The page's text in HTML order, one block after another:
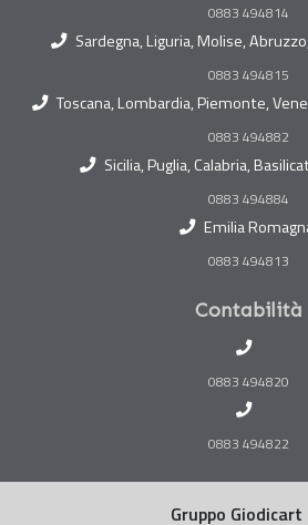
0883 494814
Sardegna, Liguria, Molise,
0883 494815
Toscana, Lombardia, Piemonte,
0883 494882
Sicilia, Puglia, Calabria,
0883 494884
Emilia
0883 494813
Contabilità
0883 494820
0883 494822
Gruppo Giodicart